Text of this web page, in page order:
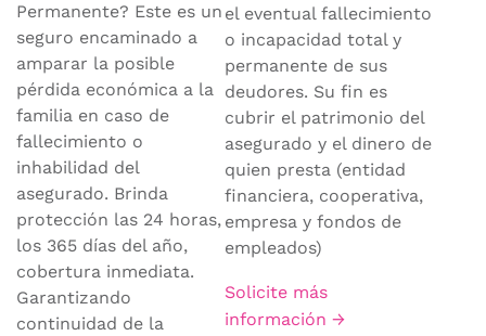
Permanente? Este es un
seguro encaminado a
amparar la posible
pérdida económica a la
familia en caso de
fallecimiento o
inhabilidad del
asegurado. Brinda
protección las 24 horas,
los 365 días del año,
cobertura inmediata.
Garantizando
continuidad de la
el eventual fallecimiento
o incapacidad total y
permanente de sus
deudores. Su fin es
cubrir el patrimonio del
asegurado y el dinero de
quien presta (entidad
financiera, cooperativa,
empresa y fondos de
empleados)
Solicite más
información →